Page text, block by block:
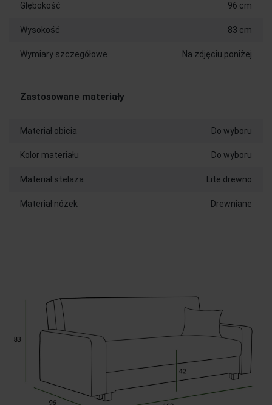
Głębokość 96 cm
Wysokość 83 cm
Wymiary szczegółowe Na zdjęciu poniżej
Zastosowane materiały
Materiał obicia Do wyboru
Kolor materiału Do wyboru
Materiał stelaża Lite drewno
Materiał nóżek Drewniane